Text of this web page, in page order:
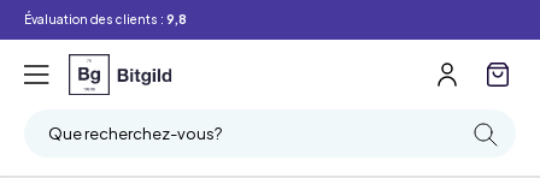
Évaluation des clients : 9,8
Que recherchez-vous?